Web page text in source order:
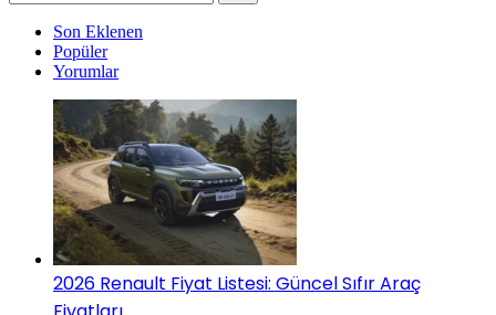
Son Eklenen
Popüler
Yorumlar
2026 Renault Fiyat Listesi: Güncel Sıfır Araç